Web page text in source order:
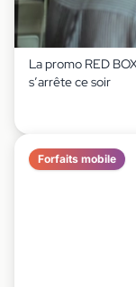
La promo RED
s’arrête ce soir
Forfaits mobile